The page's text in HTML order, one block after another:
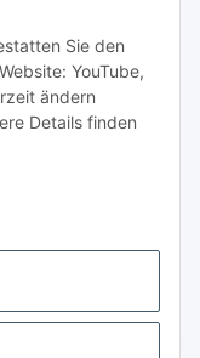
Sie den
YouTube,
ändern
Details finden